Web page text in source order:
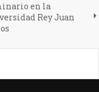
en la
Rey Juan